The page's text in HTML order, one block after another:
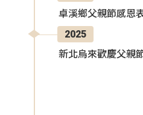
卓溪鄉父親節感恩
2025
新北烏來歡慶父親